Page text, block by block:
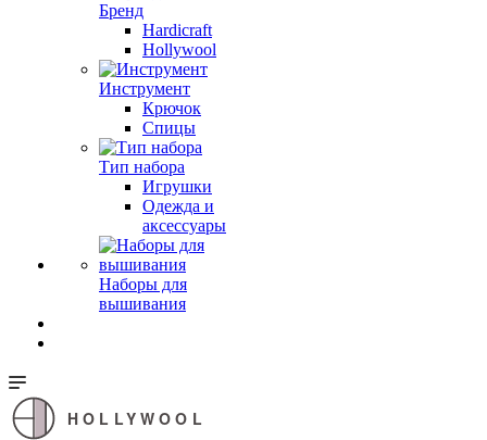
Бренд
Hardicraft
Hollywool
Инструмент
Крючок
Спицы
Тип набора
Игрушки
Одежда и
аксессуары
Наборы для
вышивания
HOLLYWOOL